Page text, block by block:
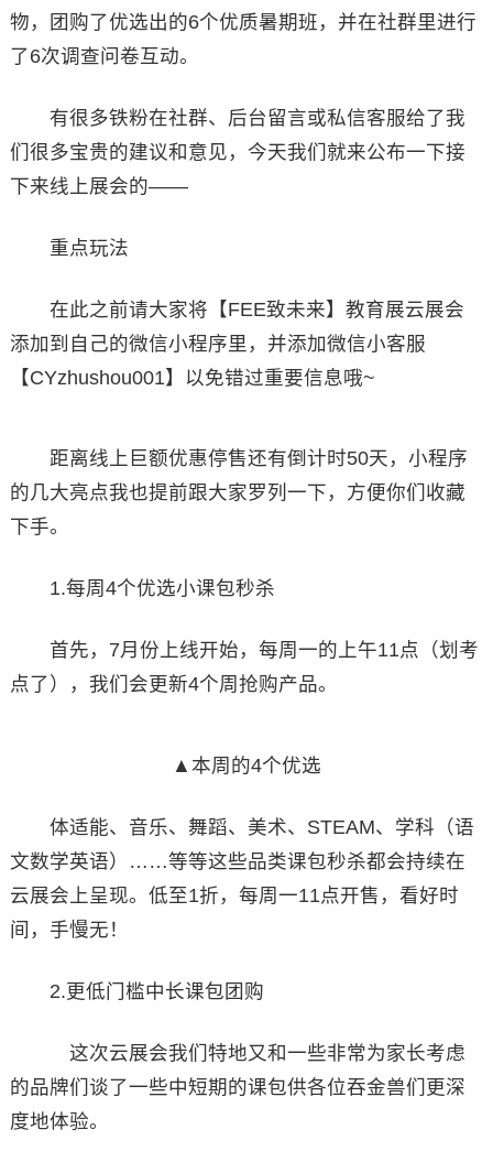
物，团购了优选出的6个优质暑期班，并在社群里进行
了6次调查问卷互动。
有很多铁粉在社群、后台留言或私信客服给了我
们很多宝贵的建议和意见，今天我们就来公布一下接
下来线上展会的——
重点玩法
在此之前请大家将【FEE致未来】教育展云展会
添加到自己的微信小程序里，并添加微信小客服
【CYzhushou001】以免错过重要信息哦~
距离线上巨额优惠停售还有倒计时50天，小程序
的几大亮点我也提前跟大家罗列一下，方便你们收藏
下手。
1.每周4个优选小课包秒杀
首先，7月份上线开始，每周一的上午11点（划考
点了），我们会更新4个周抢购产品。
▲本周的4个优选
体适能、音乐、舞蹈、美术、STEAM、学科（语
文数学英语）……等等这些品类课包秒杀都会持续在
云展会上呈现。低至1折，每周一11点开售，看好时
间，手慢无！
2.更低门槛中长课包团购
这次云展会我们特地又和一些非常为家长考虑
的品牌们谈了一些中短期的课包供各位吞金兽们更深
度地体验。